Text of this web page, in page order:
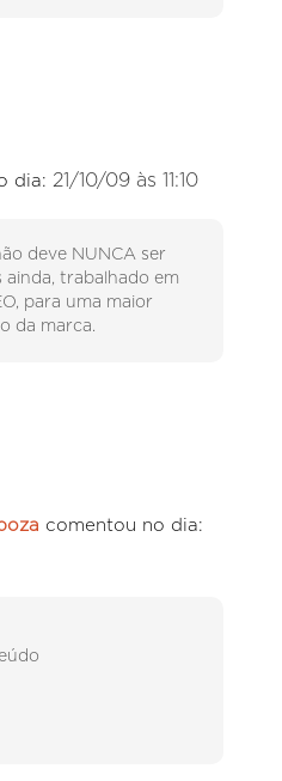
dia: 21/10/09 às 11:10
deve NUNCA ser
ainda, trabalhado em
para uma maior
da marca.
comentou no dia: